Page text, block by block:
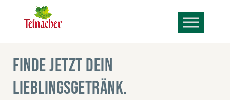
FINDE JETZT DEIN
LIEBLINGSGETRÄNK.